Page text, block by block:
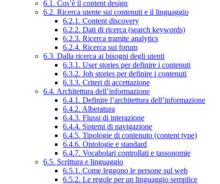
6.1. Cos’è il content design
6.2. Ricerca utente sui contenuti e il linguaggio
6.2.1. Content discovery
6.2.2. Dati di ricerca (search keywords)
6.2.3. Ricerca tramite analytics
6.2.4. Ricerca sui forum
6.3. Dalla ricerca ai bisogni degli utenti
6.3.1. User stories per definire i contenuti
6.3.2. Job stories per definire i contenuti
6.3.3. Criteri di accettazione
6.4. Architettura dell’informazione
6.4.1. Definire l’architettura dell’informazione
6.4.2. Alberatura
6.4.3. Flussi di interazione
6.4.4. Sistemi di navigazione
6.4.5. Tipologie di contenuto (content type)
6.4.6. Ontologie e standard
6.4.7. Vocabolari controllati e tassonomie
6.5. Scrittura e linguaggio
6.5.1. Come leggono le persone sul web
6.5.2. Le regole per un linguaggio semplice